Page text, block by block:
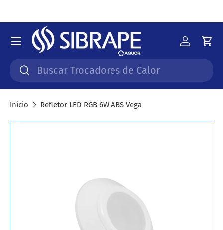
Ir para o conteúdo
Pesquisar
Pesquisar
Iniciar
Menu
Início Refletor LED RGB 6W ABS Vega